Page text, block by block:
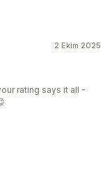
2 Ekim 2025
rating says it all -